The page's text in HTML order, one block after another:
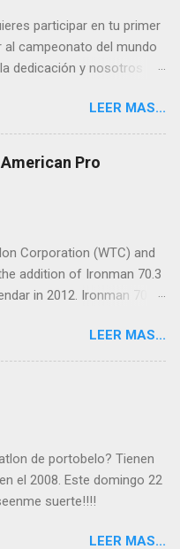
participar en tu primer
campeonato del mundo
dedicación y nosotros
LEER MAS...
Pro
Corporation (WTC) and
addition of Ironman 70.3
in 2012. Ironman 70.3
the Ironman 70.3 Latin
as a qualifier for the 2012
Lake Las Vegas in
70.3 Panama,” said Steve
beauty, high profile
the U.S. and major
will complement
LEER MAS...
de portobelo? Tienen
el 2008. Este domingo 22
suerte!!!!
LEER MAS...